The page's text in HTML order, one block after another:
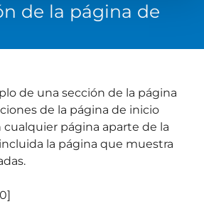
de la página de
de una sección de la página
de la página de inicio
página aparte de la
la página que muestra